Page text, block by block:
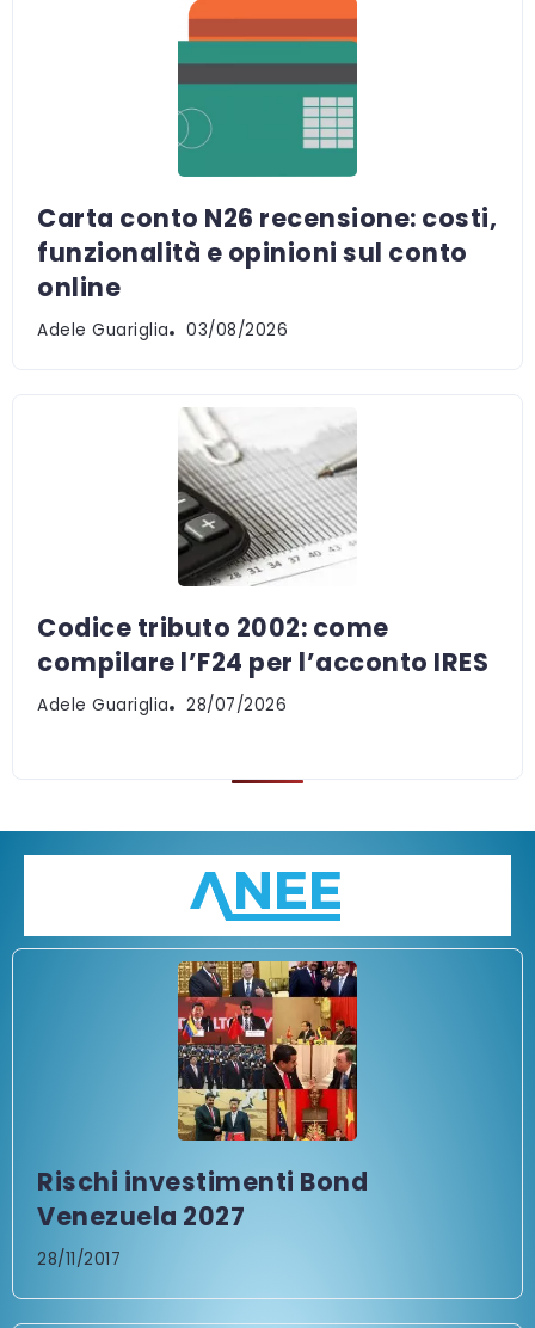
Carta conto N26 recensione: costi,
funzionalità e opinioni sul conto
online
Adele Guariglia 03/08/2026
Codice tributo 2002: come
compilare l’F24 per l’acconto IRES
Adele Guariglia 28/07/2026
Rischi investimenti Bond
Venezuela 2027
28/11/2017